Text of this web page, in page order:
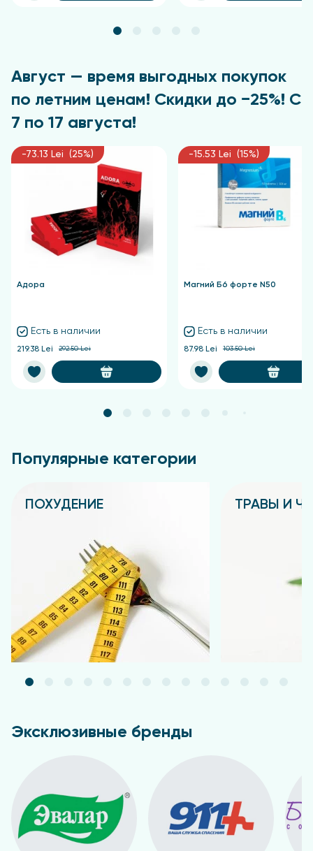
Упаковка и форма выпуска
Август — время выгодных покупок
по летним ценам! Скидки до −25%! С
7 по 17 августа!
-73.13 Lei (25%)
Адора
Есть в наличии
219.38 Lei 292.50 Lei
-15.53 Lei (15%)
Магний Б6 форте N50
Есть в наличии
87.98 Lei 103.50 Lei
Популярные категории
ПОХУДЕНИЕ ТРАВЫ И
Эксклюзивные бренды